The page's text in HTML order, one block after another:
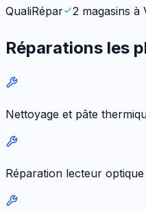
QualiRépar
2 magasins à
Réparations les
Nettoyage et pâte
Réparation lecteur optique